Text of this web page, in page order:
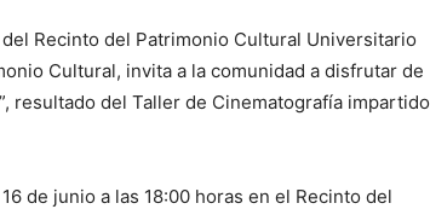
Recinto del Patrimonio Cultural Universitario
Cultural, invita a la comunidad a disfrutar de
resultado del Taller de Cinematografía impartido
de junio a las 18:00 horas en el Recinto del